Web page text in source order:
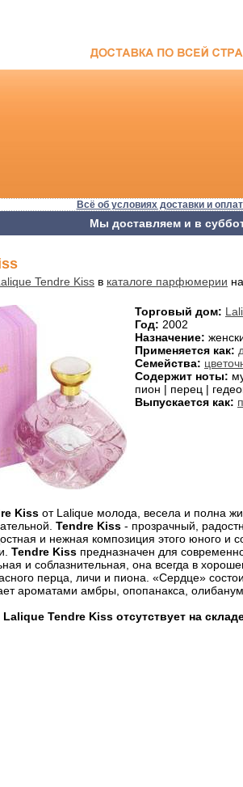
Всё об условиях доставки и
Мы доставляем и в
Tendre Kiss в каталоге парфюмерии
Торговый дом:
Год: 2002
Назначение:
Применяется как:
Семейства:
Содержит ноты:
пион | перец |
Выпускается как:
Kiss от Lalique молода, весела и полна
Tendre Kiss - прозрачный,
и нежная композиция этого юного
Tendre Kiss предназначен для
и соблазнительная, она всегда в
перца, личи и пиона. «Сердце»
ароматами амбры, опопанакса,
Tendre Kiss отсутствует на